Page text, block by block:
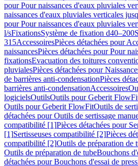
pour Pour naissances d'eaux pluviales
naissances d'eaux pluviales verticales
pour Pour naissances d'eaux pluviales
l/sFixationsSystème de fixation d40–200
315AccessoiresPièces détachées pour
naissancesPièces détachées pour Pour
fixationsEvacuation des toitures
pluvialesPièces détachées pour
de barrières anti-condensationPièces
barrières anti-condensationAccessoires
logicielsOutilsOutils pour Geberit
Outils pour Geberit FlowFitOutils de
détachées pour Outils de sertissage
compatibilité [1]Pièces détachées pour
[1]Sertisseuses compatibilité [2]Pièces
compatibilité [2]Outils de préparation de
Outils de préparation de tubeBouchons
détachées pour Bouchons d'essai de